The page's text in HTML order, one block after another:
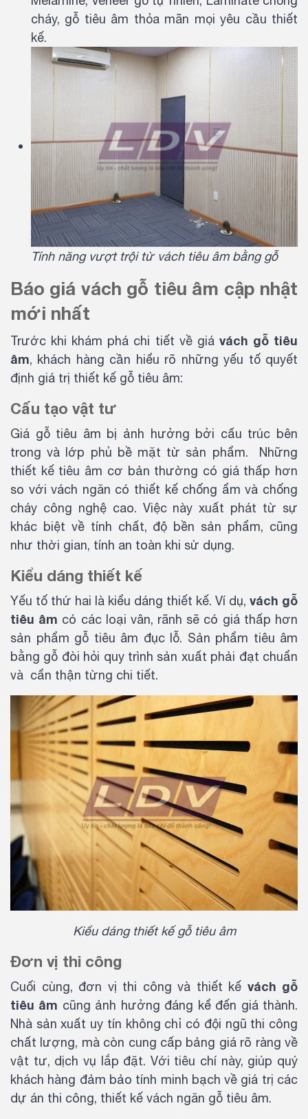
cháy, gỗ tiêu âm thỏa mãn mọi yêu cầu thiết
kế.
Tính năng vượt trội từ vách tiêu âm bằng gỗ
Báo giá vách gỗ tiêu âm cập nhật
mới nhất
Trước khi khám phá chi tiết về giá vách gỗ tiêu
âm, khách hàng cần hiểu rõ những yếu tố quyết
định giá trị thiết kế gỗ tiêu âm:
Cấu tạo vật tư
Giá gỗ tiêu âm bị ảnh hưởng bởi cấu trúc bên
trong và lớp phủ bề mặt từ sản phẩm. Những
thiết kế tiêu âm cơ bản thường có giá thấp hơn
so với vách ngăn có thiết kế chống ẩm và chống
cháy công nghệ cao. Việc này xuất phát từ sự
khác biệt về tính chất, độ bền sản phẩm, cũng
như thời gian, tính an toàn khi sử dụng.
Kiểu dáng thiết kế
Yếu tố thứ hai là kiểu dáng thiết kế. Ví dụ, vách gỗ
tiêu âm có các loại vân, rãnh sẽ có giá thấp hơn
sản phẩm gỗ tiêu âm đục lỗ. Sản phẩm tiêu âm
bằng gỗ đòi hỏi quy trình sản xuất phải đạt chuẩn
và cẩn thận từng chi tiết.
Kiểu dáng thiết kế gỗ tiêu âm
Đơn vị thi công
Cuối cùng, đơn vị thi công và thiết kế vách gỗ
tiêu âm cũng ảnh hưởng đáng kể đến giá thành.
Nhà sản xuất uy tín không chỉ có đội ngũ thi công
chất lượng, mà còn cung cấp bảng giá rõ ràng về
vật tư, dịch vụ lắp đặt. Với tiêu chí này, giúp quý
khách hàng đảm bảo tính minh bạch về giá trị các
dự án thi công, thiết kế vách ngăn gỗ tiêu âm.